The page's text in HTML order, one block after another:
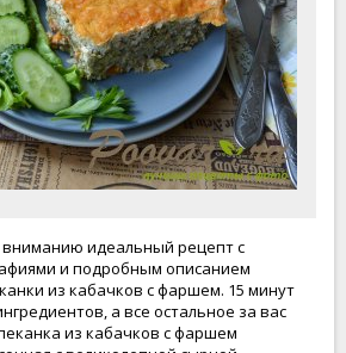
идеальный рецепт с
и подробным описанием
из кабачков с фаршем. 15 минут
а все остальное за вас
из кабачков с фаршем